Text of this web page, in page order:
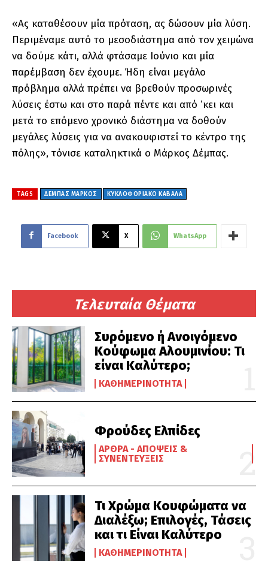
Τελευταία Θέματα
Συρόμενο ή Ανοιγόμενο
Κούφωμα Αλουμινίου: Τι
είναι Καλύτερο;
ΚΑΘΗΜΕΡΙΝΌΤΗΤΑ
Φρούδες Ελπίδες
ΆΡΘΡΑ - ΑΠΌΨΕΙΣ &
ΣΥΝΕΝΤΕΎΞΕΙΣ
Τι Χρώμα Κουφώματα να
Διαλέξω; Επιλογές, Τάσεις
και τι Είναι Καλύτερο
ΚΑΘΗΜΕΡΙΝΌΤΗΤΑ
«Ας καταθέσουν μία πρόταση, ας δώσουν μία λύση.
Περιμέναμε αυτό το μεσοδιάστημα από τον χειμώνα
να δούμε κάτι, αλλά φτάσαμε Ιούνιο και μία
παρέμβαση δεν έχουμε. Ήδη είναι μεγάλο
πρόβλημα αλλά πρέπει να βρεθούν προσωρινές
λύσεις έστω και στο παρά πέντε και από ‘κει και
μετά το επόμενο χρονικό διάστημα να δοθούν
μεγάλες λύσεις για να ανακουφιστεί το κέντρο της
πόλης», τόνισε καταληκτικά ο Μάρκος Δέμπας.
TAGS ΔΕΜΠΑΣ ΜΑΡΚΟΣ ΚΥΚΛΟΦΟΡΙΑΚΟ ΚΑΒΑΛΑ
Facebook X WhatsApp